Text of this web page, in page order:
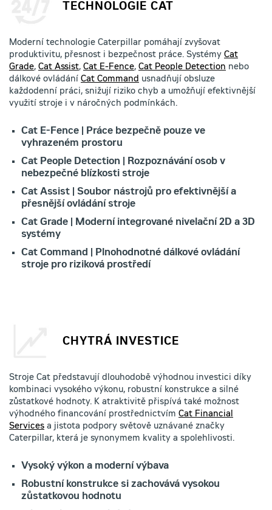
TECHNOLOGIE CAT
Moderní technologie Caterpillar pomáhají zvyšovat
produktivitu, přesnost i bezpečnost práce. Systémy Cat
Grade, Cat Assist, Cat E-Fence, Cat People Detection nebo
dálkové ovládání Cat Command usnadňují obsluze
každodenní práci, snižují riziko chyb a umožňují efektivnější
využití stroje i v náročných podmínkách.
Cat E-Fence | Práce bezpečně pouze ve
vyhrazeném prostoru
Cat People Detection | Rozpoznávání osob v
nebezpečné blízkosti stroje
Cat Assist | Soubor nástrojů pro efektivnější a
přesnější ovládání stroje
Cat Grade | Moderní integrované nivelační 2D a 3D
systémy
Cat Command | Plnohodnotné dálkové ovládání
stroje pro riziková prostředí
CHYTRÁ INVESTICE
Stroje Cat představují dlouhodobě výhodnou investici díky
kombinaci vysokého výkonu, robustní konstrukce a silné
zůstatkové hodnoty. K atraktivitě přispívá také možnost
výhodného financování prostřednictvím Cat Financial
Services a jistota podpory světově uznávané značky
Caterpillar, která je synonymem kvality a spolehlivosti.
Vysoký výkon a moderní výbava
Robustní konstrukce si zachovává vysokou
zůstatkovou hodnotu